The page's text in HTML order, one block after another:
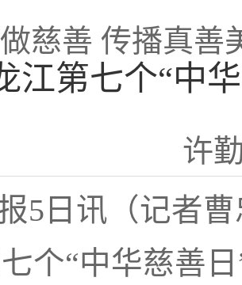
慈善 传播真善
江第七个“中
许
5日讯（记者
个“中华慈善